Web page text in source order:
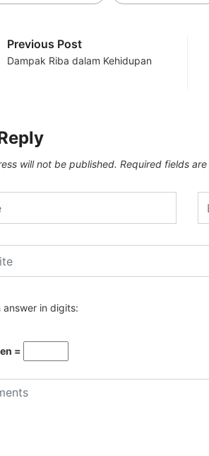
Previous Post
Dampak Riba dalam Kehidupan
will not be published. Required fields
answer in digits:
=